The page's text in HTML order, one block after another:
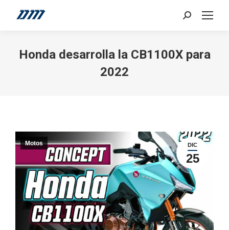
Search:
Honda desarrolla la CB1100X para
2022
DIC
25
Motos